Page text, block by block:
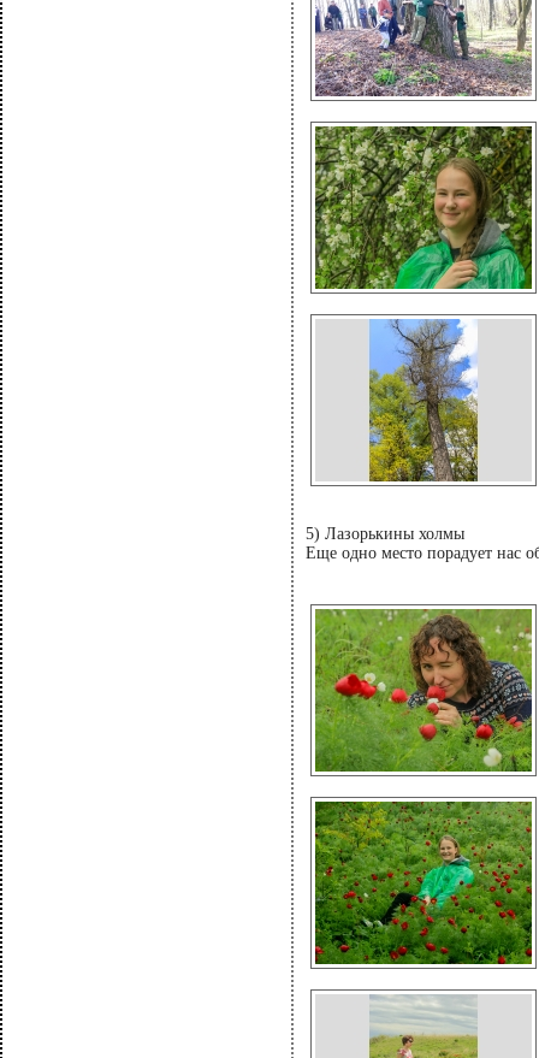
5) Лазорькины холмы
Еще одно место порадует нас